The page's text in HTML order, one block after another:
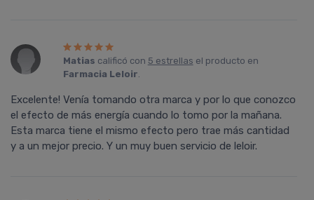
Matias calificó con 5 estrellas el producto en
Farmacia Leloir.
Excelente! Venía tomando otra marca y por lo que conozco
el efecto de más energía cuando lo tomo por la mañana.
Esta marca tiene el mismo efecto pero trae más cantidad
y a un mejor precio. Y un muy buen servicio de leloir.